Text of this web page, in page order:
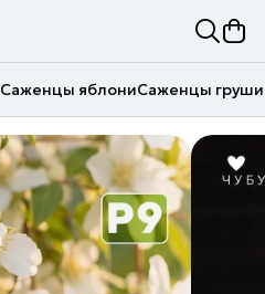
Саженцы яблониСаженцы груши